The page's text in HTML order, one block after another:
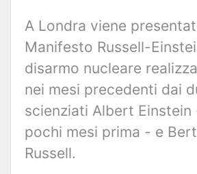
A Londra viene
Manifesto Russell-
disarmo nucleare
nei mesi precedenti dai
scienziati Albert
pochi mesi prima - e
Russell.